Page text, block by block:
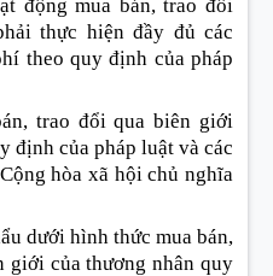
động mua bán, trao đổi
thực hiện đầy đủ các
theo quy định của pháp
trao đổi qua biên giới
định của pháp luật và các
hòa xã hội chủ nghĩa
dưới hình thức mua bán,
giới của thương nhân quy